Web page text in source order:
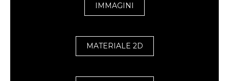
IMMAGINI
MATERIALE 2D